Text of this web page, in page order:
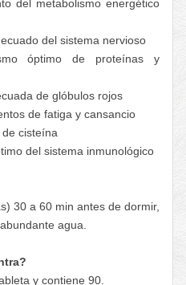
del metabolismo energético
del sistema nervioso
óptimo de proteínas y
de glóbulos rojos
de fatiga y cansancio
cisteína
del sistema inmunológico
30 a 60 min antes de dormir,
agua.
y contiene 90.